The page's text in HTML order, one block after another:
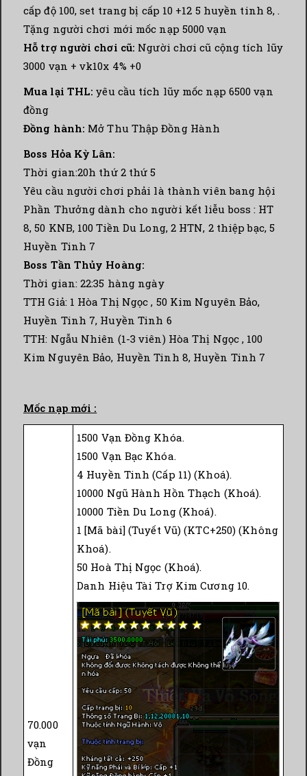
cấp độ 100, set trang bị cấp 10 +12 5 huyền tinh 8, .
Tặng người chơi mới mốc nạp 5000 vạn
Hỗ trợ người chơi cũ: Người chơi cũ cộng tích lũy
3000 vạn + vk10x 4% +0
Mua lại THL: yêu cầu tích lũy mốc nạp 6500 vạn
đồng
Đồng hành: Mở Thu Thập Đồng Hành
Boss Hỏa Kỳ Lân:
Thời gian:20h thứ 2 thứ 5
Yêu cầu người chơi phải là thành viên bang hội
Phần Thưởng dành cho người kết liễu boss : HT
8, 50 KNB, 100 Tiền Du Long, 2 HTN, 2 thiệp bạc, 5
Huyền Tinh 7
Boss Tần Thủy Hoàng:
Thời gian: 22:35 hàng ngày
TTH Giả: 1 Hòa Thị Ngọc , 50 Kim Nguyên Bảo,
Huyền Tinh 7, Huyền Tinh 6
TTH: Ngẫu Nhiên (1-3 viên) Hòa Thị Ngọc , 100
Kim Nguyên Bảo, Huyền Tinh 8, Huyền Tinh 7
Mốc nạp mới :
70.000
vạn
Đồng
1500 Vạn Đồng Khóa.
1500 Vạn Bạc Khóa.
4 Huyền Tinh (Cấp 11) (Khoá).
10000 Ngũ Hành Hồn Thạch (Khoá).
10000 Tiền Du Long (Khoá).
1 [Mã bài] (Tuyết Vũ) (KTC+250) (Không
Khoá).
50 Hoà Thị Ngọc (Khoá).
Danh Hiệu Tài Trợ Kim Cương 10.